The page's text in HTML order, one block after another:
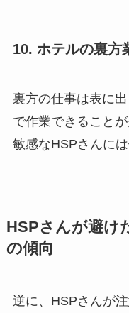
10. ホテルの裏方
裏方の仕事は表に
で作業できること
敏感なHSPさんに
HSPさんが避け
の傾向
逆に、HSPさんが